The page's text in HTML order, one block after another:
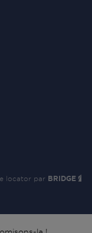
locator par BRIDGE